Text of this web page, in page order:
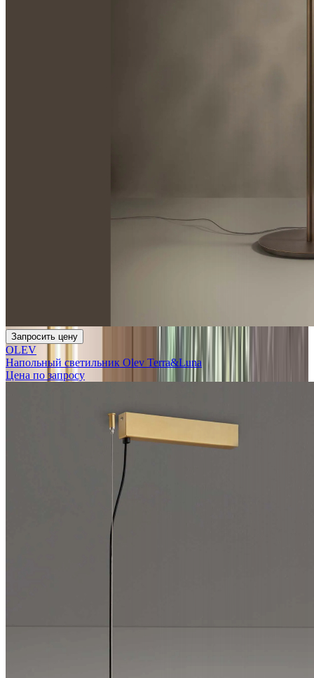
Запросить цену
OLEV
Напольный светильник Olev Terra&Luna
Цена по запросу